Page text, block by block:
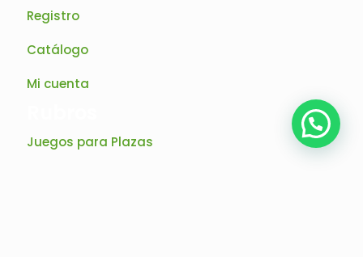
Registro
Catálogo
Mi cuenta
Juegos para Plazas